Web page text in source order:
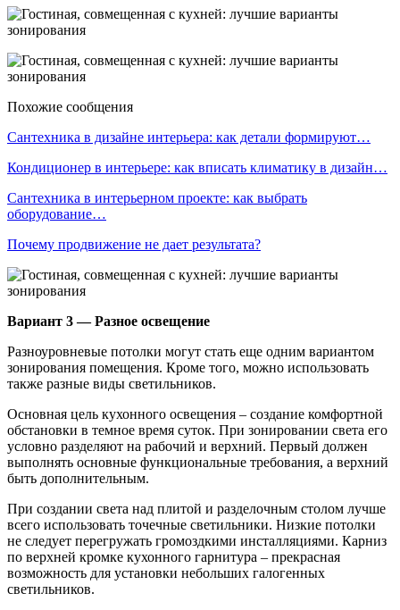
Похожие сообщения
Сантехника в дизайне интерьера: как детали формируют…
Кондиционер в интерьере: как вписать климатику в дизайн…
Сантехника в интерьерном проекте: как выбрать
оборудование…
Почему продвижение не дает результата?
Вариант 3 — Разное освещение
Разноуровневые потолки могут стать еще одним вариантом
зонирования помещения. Кроме того, можно использовать
также разные виды светильников.
Основная цель кухонного освещения – создание комфортной
обстановки в темное время суток. При зонировании света его
условно разделяют на рабочий и верхний. Первый должен
выполнять основные функциональные требования, а верхний
быть дополнительным.
При создании света над плитой и разделочным столом лучше
всего использовать точечные светильники. Низкие потолки
не следует перегружать громоздкими инсталляциями. Карниз
по верхней кромке кухонного гарнитура – прекрасная
возможность для установки небольших галогенных
светильников.